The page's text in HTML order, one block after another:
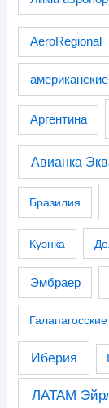
AeroRegional
Аргентина
Авианка
Бразилия
Куэнка
Эмбраер
Иберия
ЛАТАМ